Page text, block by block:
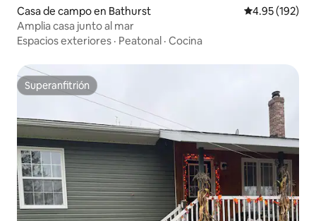
Casa de campo en Bathurst Calificación
4.95 (192)
Amplia casa junto al mar
Espacios exteriores · Peatonal · Cocina
Superanfitrión
Superanfitrión